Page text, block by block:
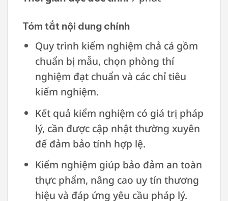
Tóm tắt nội dung chính
Quy trình kiểm nghiệm chả cá gồm
chuẩn bị mẫu, chọn phòng thí
nghiệm đạt chuẩn và các chỉ tiêu
kiểm nghiệm.
Kết quả kiểm nghiệm có giá trị pháp
lý, cần được cập nhật thường xuyên
để đảm bảo tính hợp lệ.
Kiểm nghiệm giúp bảo đảm an toàn
thực phẩm, nâng cao uy tín thương
hiệu và đáp ứng yêu cầu pháp lý.